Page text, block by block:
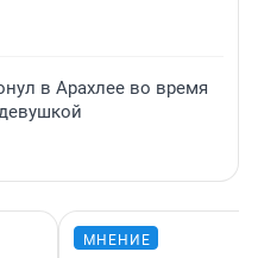
в Арахлее во время
МНЕНИЕ